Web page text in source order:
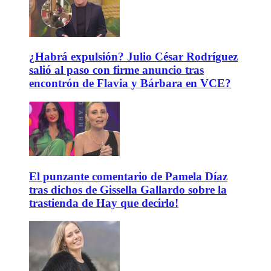
¿Habrá expulsión? Julio César Rodríguez
salió al paso con firme anuncio tras
encontrón de Flavia y Bárbara en VCE?
El punzante comentario de Pamela Díaz
tras dichos de Gissella Gallardo sobre la
trastienda de Hay que decirlo!